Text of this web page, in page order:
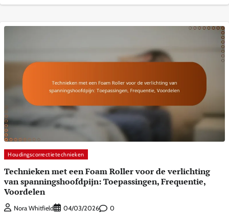
Houdingscorrectietechnieken
Technieken met een Foam Roller voor de verlichting
van spanningshoofdpijn: Toepassingen, Frequentie,
Voordelen
Nora Whitfield 04/03/2026 0